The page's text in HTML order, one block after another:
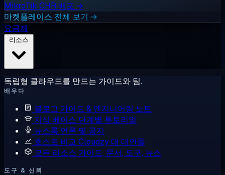
MikroTik CHR 배포 →
마켓플레이스 전체 보기 →
요금제
독립형 클라우드를 만드는 가이드와 팀.
배우다
블로그 가이드 & 엔지니어링 노트
지식 베이스 단계별 튜토리얼
뉴스룸 언론 및 공지
호스트 비교 Cloudzy 대 대안들
모든 리소스 가이드, 문서, 도구, 뉴스
도구 & 신뢰